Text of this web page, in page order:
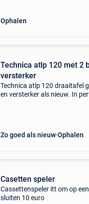
Ophalen
Technica atlp 120 met 2 baffles en
versterker
Technica atlp 120 draaitafel
en versterker als nieuw. In
Zo goed als nieuw Ophalen
Casetten speler
Cassettenspeler itt om op
sluiten 10 euro